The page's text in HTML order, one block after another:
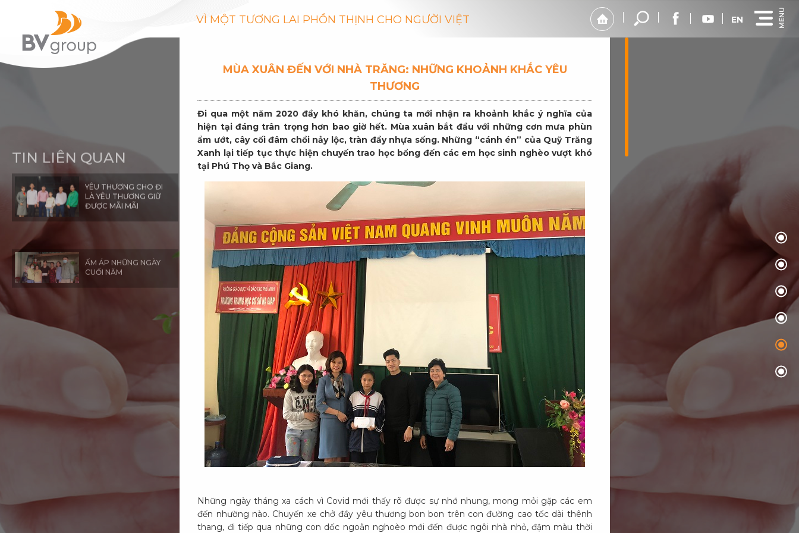
EN
VÌ MỘT TƯƠNG LAI PHỒN THỊNH CHO NGƯỜI VIỆT
MÙA XUÂN ĐẾN VỚI NHÀ TRĂNG: NHỮNG KHOẢNH KHẮC YÊU
THƯƠNG
Đi qua một năm 2020 đầy khó khăn, chúng ta mới nhận ra khoảnh khắc ý nghĩa của
hiện tại đáng trân trọng hơn bao giờ hết. Mùa xuân bắt đầu với những cơn mưa phùn
ẩm ướt, cây cối đâm chồi nảy lộc, tràn đầy nhựa sống. Những “cánh én” của Quỹ Trăng
Xanh lại tiếp tục thực hiện chuyến trao học bổng đến các em học sinh nghèo vượt khó
tại Phú Thọ và Bắc Giang.
Những ngày tháng xa cách vì Covid mới thấy rõ được sự nhớ nhung, mong mỏi gặp các em
đến nhường nào. Chuyến xe chở đầy yêu thương bon bon trên con đường cao tốc dài thênh
thang, đi tiếp qua những con dốc ngoằn nghoèo mới đến được ngôi nhà nhỏ, đậm màu thời
YÊU THƯƠNG CHO ĐI
LÀ YÊU THƯƠNG GIỮ
ĐƯỢC MÃI MÃI
ẤM ÁP NHỮNG NGÀY
CUỐI NĂM
HÀNH TRÌNH QUỸ
TRĂNG XANH NGÀY
DANH SÁCH TIN